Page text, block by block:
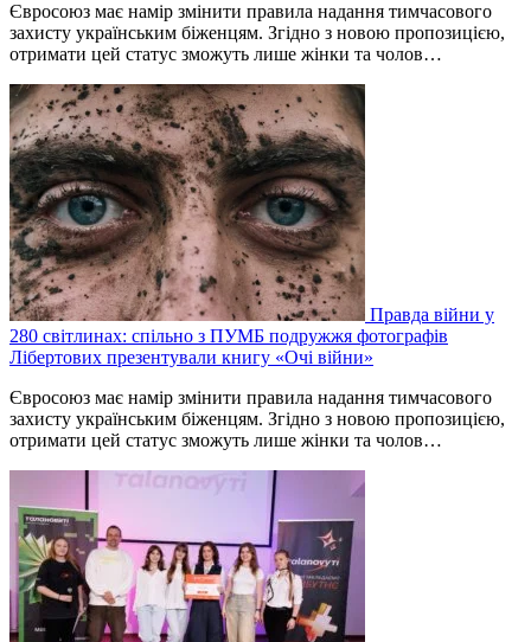
Євросоюз має намір змінити правила надання тимчасового
захисту українським біженцям. Згідно з новою пропозицією,
отримати цей статус зможуть лише жінки та чолов…
Правда війни у
280 світлинах: спільно з ПУМБ подружжя фотографів
Лібертових презентували книгу «Очі війни»
Євросоюз має намір змінити правила надання тимчасового
захисту українським біженцям. Згідно з новою пропозицією,
отримати цей статус зможуть лише жінки та чолов…